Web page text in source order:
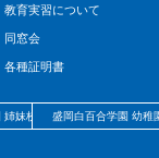
教育実習について
同窓会
各種証明書
妹校 盛岡白百合学園 幼稚